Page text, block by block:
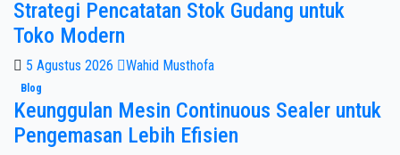
Strategi Pencatatan Stok Gudang untuk
Toko Modern
5 Agustus 2026 Wahid Musthofa
Blog
Keunggulan Mesin Continuous Sealer untuk
Pengemasan Lebih Efisien